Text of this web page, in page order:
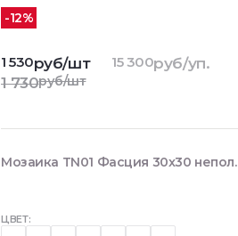
ЦВЕТ:
-12%
1 530руб/шт
1 730руб/шт
15 300руб/уп.
Мозаика TN01 Фасция 30x30 непол.